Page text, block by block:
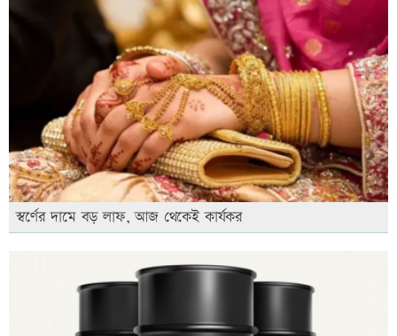
স্বর্ণের দামে বড় লাফ, আজ থেকেই কার্যকর